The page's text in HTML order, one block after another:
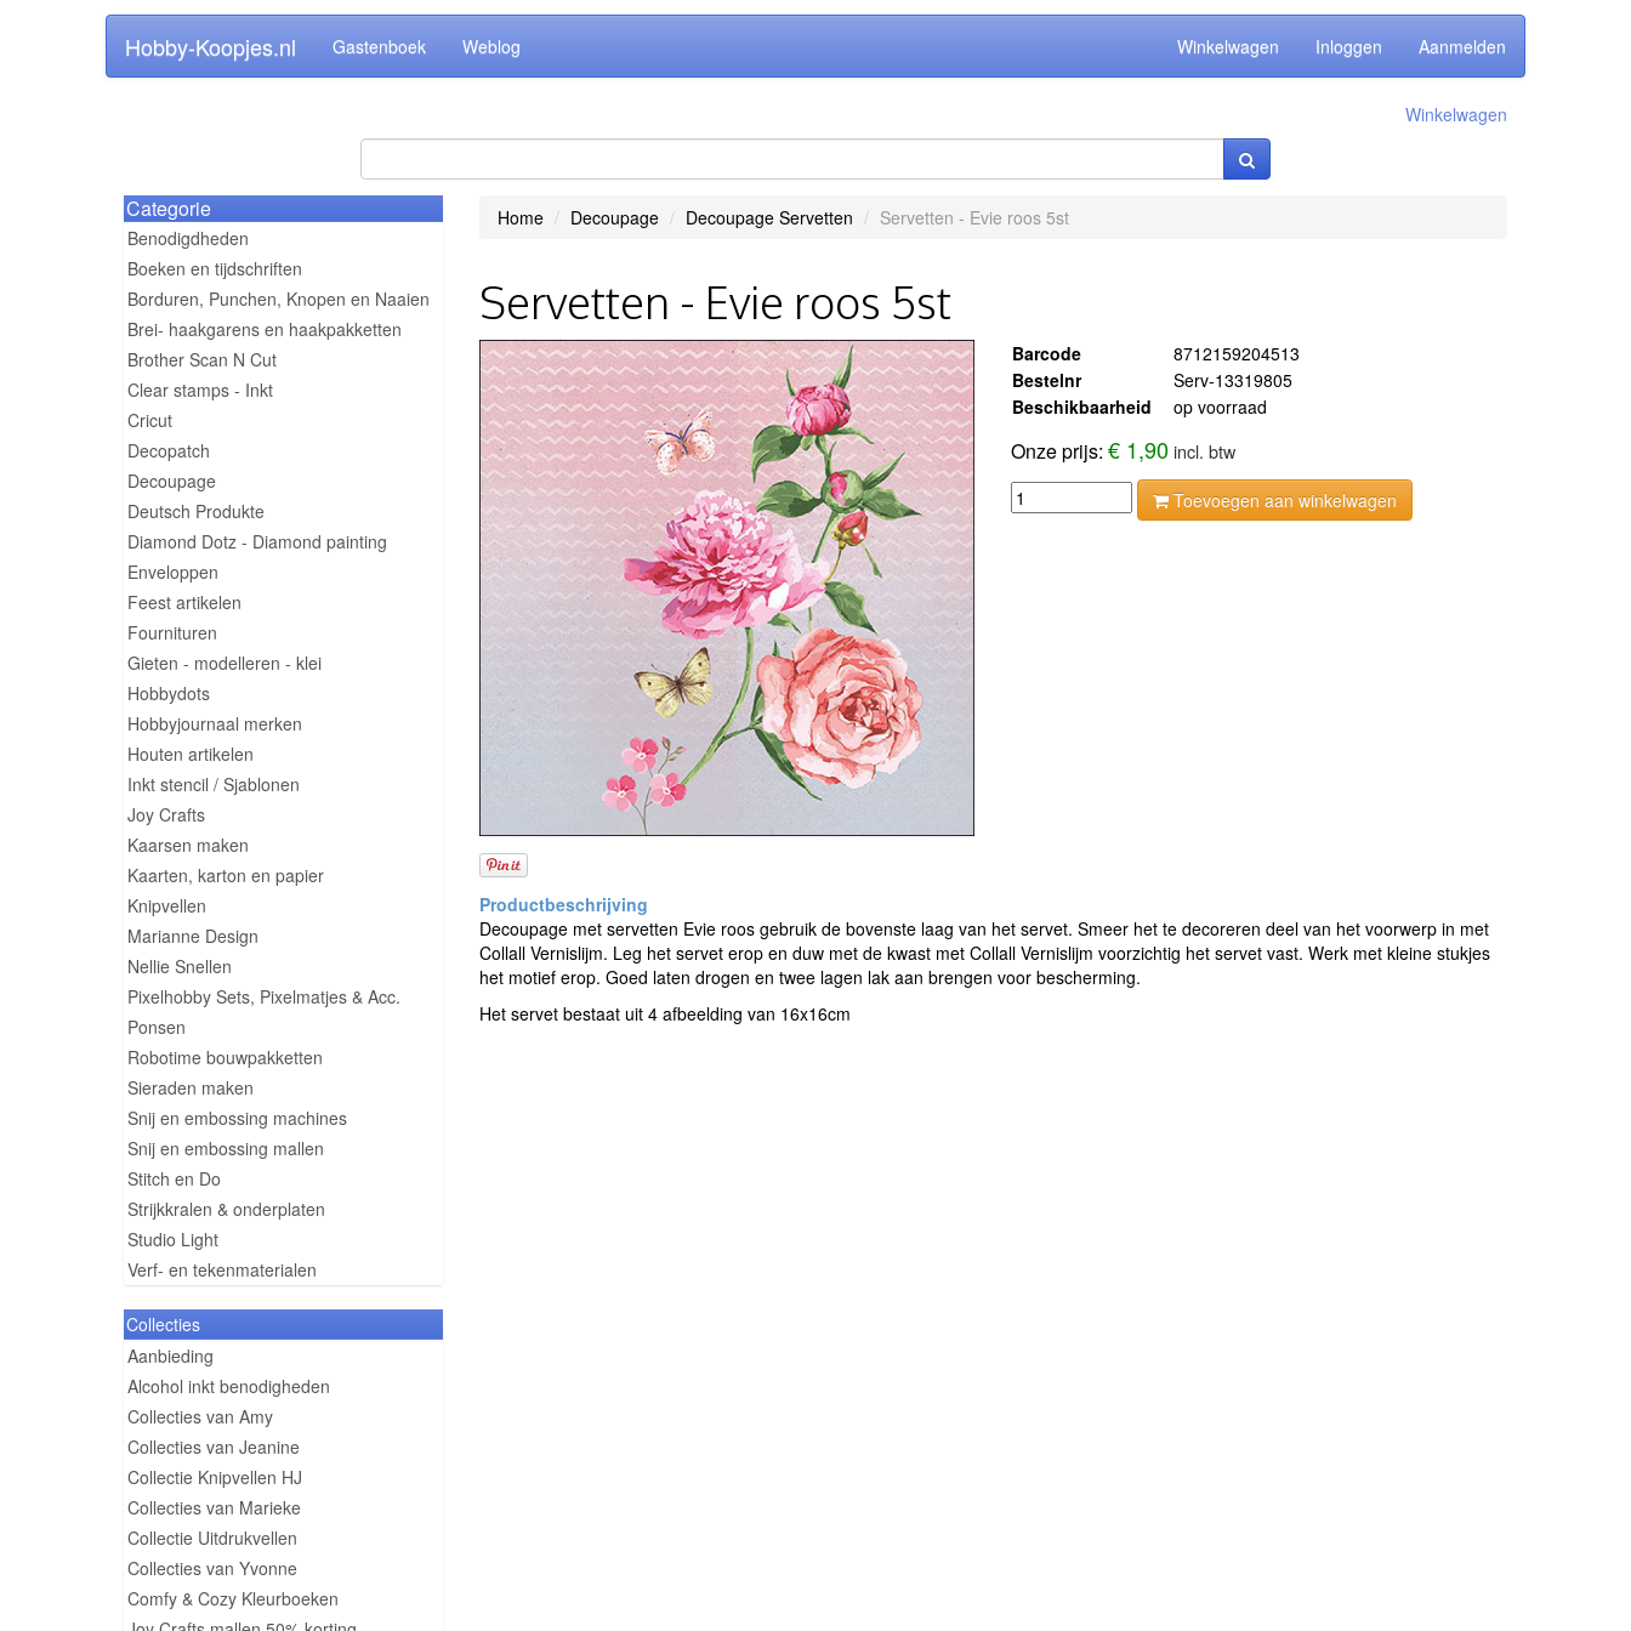
Hobby-Koopjes.nl Gastenboek Weblog Winkelwagen Inloggen Aanmelden
Winkelwagen
Categorie
Benodigdheden
Boeken en tijdschriften
Borduren, Punchen, Knopen en Naaien
Brei- haakgarens en haakpakketten
Brother Scan N Cut
Clear stamps - Inkt
Cricut
Decopatch
Decoupage
Deutsch Produkte
Diamond Dotz - Diamond painting
Enveloppen
Feest artikelen
Fournituren
Gieten - modelleren - klei
Hobbydots
Hobbyjournaal merken
Houten artikelen
Inkt stencil / Sjablonen
Joy Crafts
Kaarsen maken
Kaarten, karton en papier
Knipvellen
Marianne Design
Nellie Snellen
Pixelhobby Sets, Pixelmatjes & Acc.
Ponsen
Robotime bouwpakketten
Sieraden maken
Snij en embossing machines
Snij en embossing mallen
Stitch en Do
Strijkkralen & onderplaten
Studio Light
Verf- en tekenmaterialen
Collecties
Aanbieding
Alcohol inkt benodigheden
Collecties van Amy
Collecties van Jeanine
Collectie Knipvellen HJ
Collecties van Marieke
Collectie Uitdrukvellen
Collecties van Yvonne
Comfy & Cozy Kleurboeken
Home Decoupage Decoupage Servetten Servetten - Evie roos 5st
Servetten - Evie roos 5st
Barcode
8712159204513
Bestelnr
Serv-13319805
Beschikbaarheid
op voorraad
Onze prijs:€ 1,90 incl. btw
Toevoegen aan winkelwagen
Decoupage met servetten Evie roos gebruik de bovenste laag van het servet. Smeer het te decoreren deel van het voorwerp in met
Collall Vernislijm. Leg het servet erop en duw met de kwast met Collall Vernislijm voorzichtig het servet vast. Werk met kleine stukjes
het motief erop. Goed laten drogen en twee lagen lak aan brengen voor bescherming.
Het servet bestaat uit 4 afbeelding van 16x16cm